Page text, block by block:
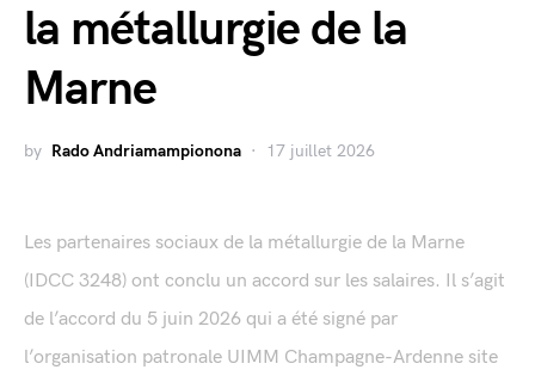
la métallurgie de la
Marne
by Rado Andriamampionona 17 juillet 2026
Les partenaires sociaux de la métallurgie de la Marne
(IDCC 3248) ont conclu un accord sur les salaires. Il s’agit
de l’accord du 5 juin 2026 qui a été signé par
l’organisation patronale UIMM Champagne-Ardenne site